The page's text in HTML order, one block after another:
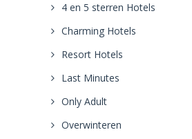
4 en 5 sterren Hotels
Charming Hotels
Resort Hotels
Last Minutes
Only Adult
Overwinteren